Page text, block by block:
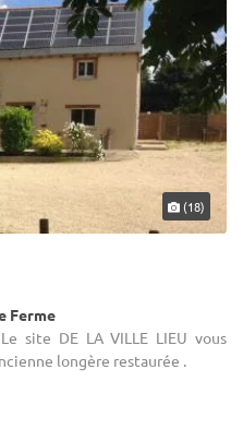
(18)
Ferme
site DE LA VILLE LIEU vous
longère restaurée .